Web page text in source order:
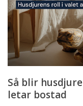
letar
bostad
Så blir
letar bostad